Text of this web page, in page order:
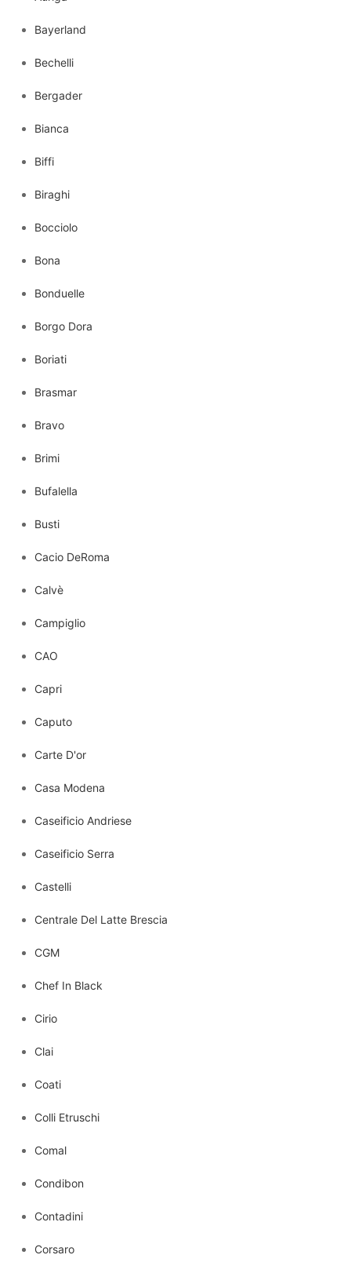
Bayerland
Bechelli
Bergader
Bianca
Biffi
Biraghi
Bocciolo
Bona
Bonduelle
Borgo Dora
Boriati
Brasmar
Bravo
Brimi
Bufalella
Busti
Cacio DeRoma
Calvè
Campiglio
CAO
Capri
Caputo
Carte D'or
Casa Modena
Caseificio Andriese
Caseificio Serra
Castelli
Centrale Del Latte Brescia
CGM
Chef In Black
Cirio
Clai
Coati
Colli Etruschi
Comal
Condibon
Contadini
Corsaro